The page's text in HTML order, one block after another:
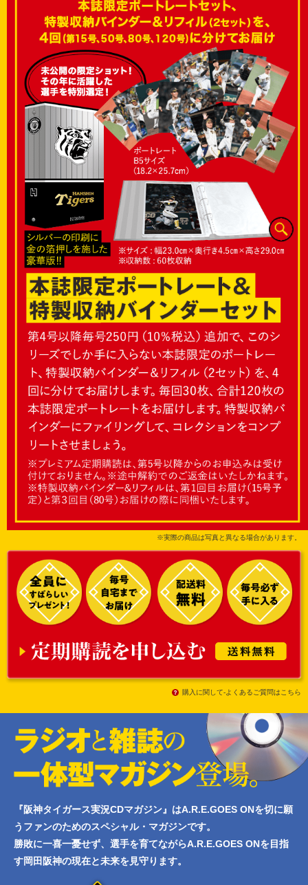
※実際の商品は写真と異なる場合があります。
購入に関して-よくあるご質問はこちら
『阪神タイガース実況CDマガジン』はA.R.E.GOES ONを切に願
うファンのためのスペシャル・マガジンです。
勝敗に一喜一憂せず、選手を育てながらA.R.E.GOES ONを目指
す岡田阪神の現在と未来を見守ります。